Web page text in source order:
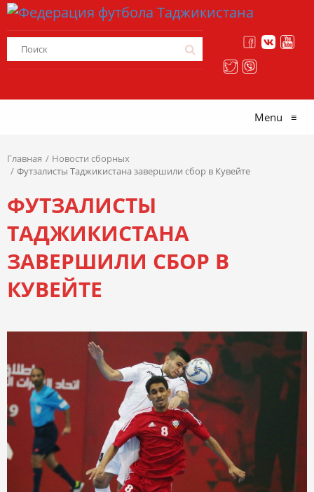
Menu ≡
Главная
Новости сборных
Футзалисты Таджикистана завершили сбор в Кувейте
ФУТЗАЛИСТЫ
ТАДЖИКИСТАНА
ЗАВЕРШИЛИ СБОР В
КУВЕЙТЕ